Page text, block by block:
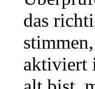
das
aktiviert